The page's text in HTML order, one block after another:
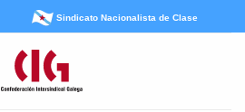
Sindicato Nacionalista de Clase